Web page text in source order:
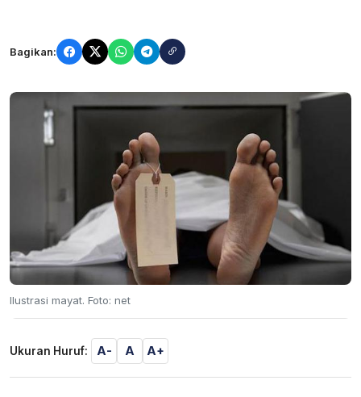
Bagikan:
Ilustrasi mayat. Foto: net
Ukuran Huruf: A- A A+